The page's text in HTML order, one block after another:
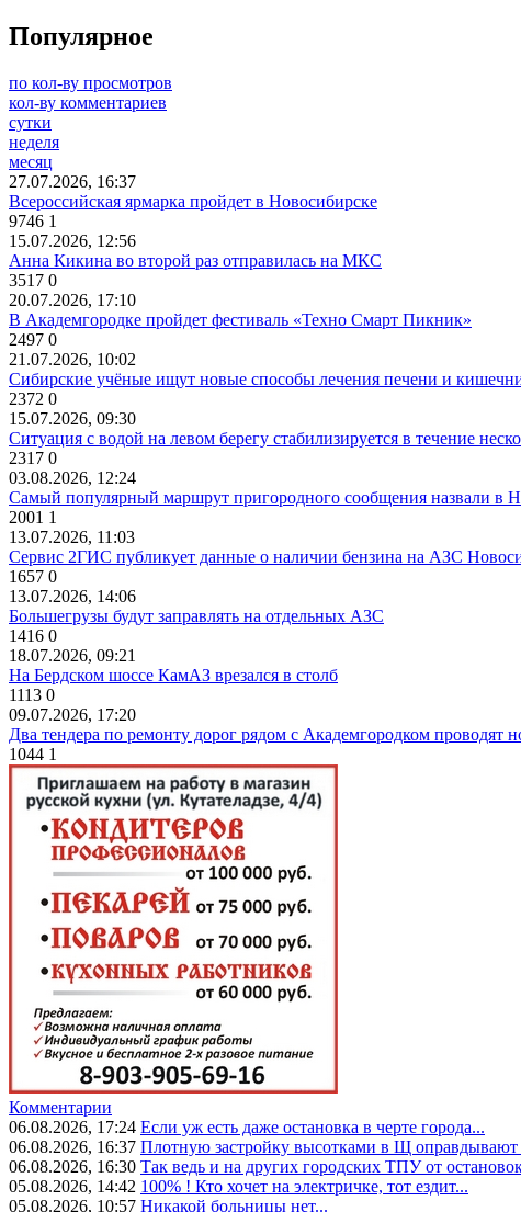
Популярное
по кол-ву просмотров
кол-ву комментариев
сутки
неделя
месяц
27.07.2026, 16:37
Всероссийская ярмарка пройдет в Новосибирске
9746 1
15.07.2026, 12:56
Анна Кикина во второй раз отправилась на МКС
3517 0
20.07.2026, 17:10
В Академгородке пройдет фестиваль «Техно Смарт Пикник»
2497 0
21.07.2026, 10:02
Сибирские учёные ищут новые способы лечения печени и
2372 0
15.07.2026, 09:30
Ситуация с водой на левом берегу стабилизируется в течение
2317 0
03.08.2026, 12:24
Самый популярный маршрут пригородного сообщения назвали в
2001 1
13.07.2026, 11:03
Сервис 2ГИС публикует данные о наличии бензина на АЗС
1657 0
13.07.2026, 14:06
Большегрузы будут заправлять на отдельных АЗС
1416 0
18.07.2026, 09:21
На Бердском шоссе КамАЗ врезался в столб
1113 0
09.07.2026, 17:20
Два тендера по ремонту дорог рядом с Академгородком проводят
1044 1
Комментарии
06.08.2026, 17:24 Если уж есть даже остановка в черте города...
06.08.2026, 16:37 Плотную застройку высотками в Щ оправдывают
06.08.2026, 16:30 Так ведь и на других городских ТПУ от
05.08.2026, 14:42 100% ! Кто хочет на электричке, тот ездит...
05.08.2026, 10:57 Никакой больницы нет...